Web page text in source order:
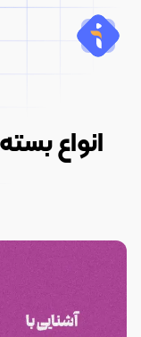
انواع